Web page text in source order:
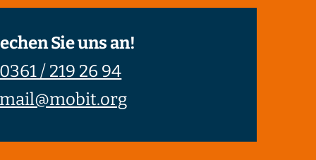
Sie uns an!
0361 / 219 26 94
mail@mobit.org